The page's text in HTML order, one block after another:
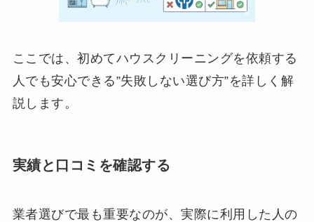
ここでは、初めてハウスクリーニングを依頼する
人でも安心できる”失敗しない選び方”を詳しく解
説します。
実績と口コミを確認する
業者選びで最も重要なのが、実際に利用した人の